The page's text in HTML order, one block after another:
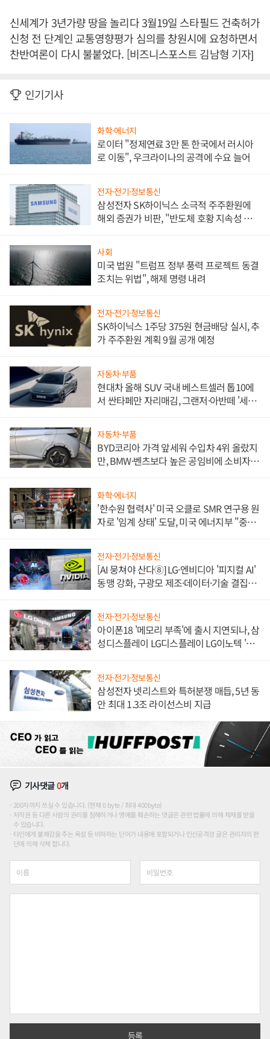
신세계가 3년가량 땅을 놀리다 3월19일 스타필드 건축허가
신청 전 단계인 교통영향평가 심의를 창원시에 요청하면서
찬반여론이 다시 불붙었다. [비즈니스포스트 김남형 기자]
인기기사
화학·에너지
로이터 "정제연료 3만 톤 한국에서 러시아
로 이동", 우크라이나의 공격에 수요 늘어
전자·전기·정보통신
삼성전자 SK하이닉스 소극적 주주환원에
해외 증권가 비판, "반도체 호황 지속성 의
사회
미국 법원 "트럼프 정부 풍력 프로젝트 동결
조치는 위법", 해제 명령 내려
전자·전기·정보통신
SK하이닉스 1주당 375원 현금배당 실시, 추
가 주주환원 계획 9월 공개 예정
자동차·부품
현대차 올해 SUV 국내 베스트셀러 톱10에
서 싼타페만 자리매김, 그랜저·아반떼 '세단
자동차·부품
BYD코리아 가격 앞세워 수입차 4위 올랐지
만, BMW·벤츠보다 높은 공임비에 소비자
화학·에너지
'한수원 협력사' 미국 오클로 SMR 연구용 원
자로 '임계 상태' 도달, 미국 에너지부 "중요
전자·전기·정보통신
[AI 뭉쳐야 산다⑧] LG·엔비디아 '피지컬 AI'
동맹 강화, 구광모 제조·데이터·기술 결집
전자·전기·정보통신
아이폰18 '메모리 부족'에 출시 지연되나, 삼
성디스플레이 LG디스플레이 LG이노텍 '탈
전자·전기·정보통신
삼성전자 넷리스트와 특허분쟁 매듭, 5년 동
안 최대 1.3조 라이선스비 지급
기사댓글0개
200자까지 쓰실 수 있습니다. (현재 0 byte / 최대 400byte)
저작권 등 다른 사람의 권리를 침해하거나 명예를 훼손하는 댓글은 관련 법률에 의해 제재를 받을
수 있습니다.
타인에게 불쾌감을 주는 욕설 등 비하하는 단어가 내용에 포함되거나 인신공격성 글은 관리자의 판
단에 의해 삭제 합니다.